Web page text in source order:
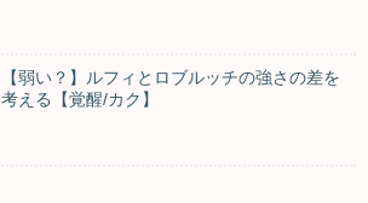
【弱い？】ルフィとロブルッチの強さの差を
考える【覚醒/カク】